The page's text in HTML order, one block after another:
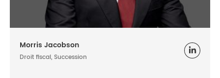
Morris Jacobson
Droit fiscal, Succession